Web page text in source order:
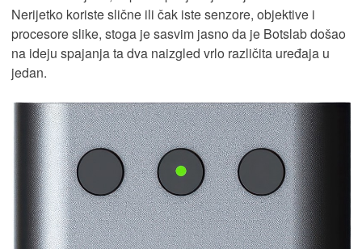
Nerijetko koriste slične ili čak iste senzore, objektive i
procesore slike, stoga je sasvim jasno da je Botslab došao
na ideju spajanja ta dva naizgled vrlo različita uređaja u
jedan.